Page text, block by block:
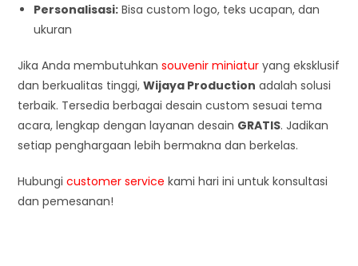
Personalisasi: Bisa custom logo, teks ucapan, dan
ukuran
Jika Anda membutuhkansouvenir miniatur yang eksklusif
dan berkualitas tinggi,Wijaya Production adalah solusi
terbaik. Tersedia berbagai desain custom sesuai tema
acara, lengkap dengan layanan desain GRATIS. Jadikan
setiap penghargaan lebih bermakna dan berkelas.
Hubungicustomer service kami hari ini untuk konsultasi
dan pemesanan!